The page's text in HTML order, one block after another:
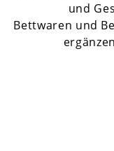
und
Bettwaren und